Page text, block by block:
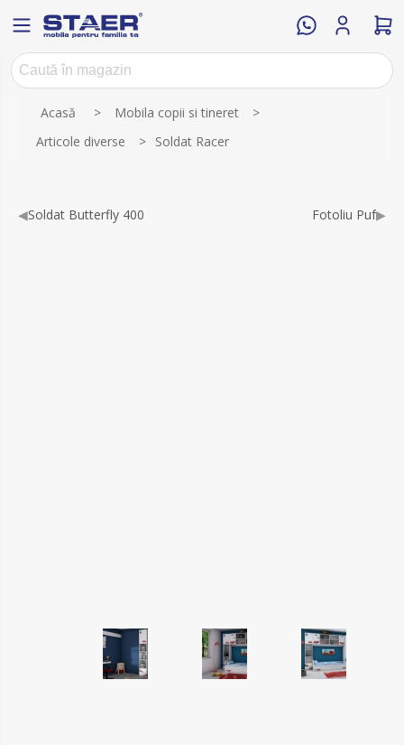
Acasă > Mobila copii si tineret
>
Articole diverse
> Soldat Racer
◀Soldat Butterfly 400 Fotoliu Puf▶